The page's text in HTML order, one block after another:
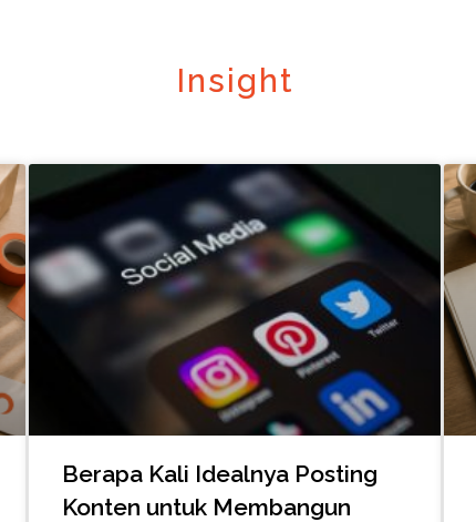
Insight
Berapa Kali Idealnya Posting
Konten untuk Membangun